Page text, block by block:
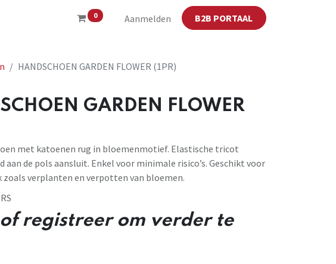
0 Aanmelden B2B PORTAAL
HANDSCHOEN GARDEN FLOWER (1PR)
GARDEN FLOWER
met katoenen rug in bloemenmotief. Elastische tricot
aan de pols aansluit. Enkel voor minimale risico’s. Geschikt voor
verplanten en verpotten van bloemen.
registreer om verder te